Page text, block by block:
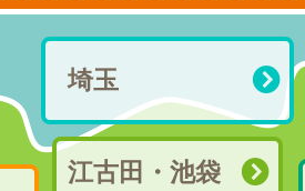
埼玉
江古田・池袋